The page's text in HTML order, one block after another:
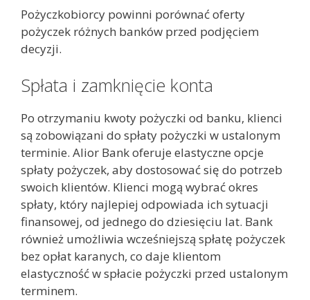
Pożyczkobiorcy powinni porównać oferty
pożyczek różnych banków przed podjęciem
decyzji.
Spłata i zamknięcie konta
Po otrzymaniu kwoty pożyczki od banku, klienci
są zobowiązani do spłaty pożyczki w ustalonym
terminie. Alior Bank oferuje elastyczne opcje
spłaty pożyczek, aby dostosować się do potrzeb
swoich klientów. Klienci mogą wybrać okres
spłaty, który najlepiej odpowiada ich sytuacji
finansowej, od jednego do dziesięciu lat. Bank
również umożliwia wcześniejszą spłatę pożyczek
bez opłat karanych, co daje klientom
elastyczność w spłacie pożyczki przed ustalonym
terminem.